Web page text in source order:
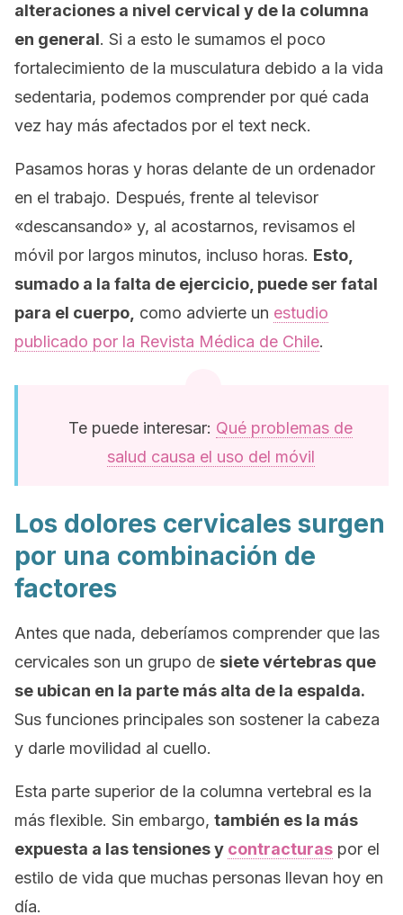
alteraciones a nivel cervical y de la columna
en general. Si a esto le sumamos el poco
fortalecimiento de la musculatura debido a la vida
sedentaria, podemos comprender por qué cada
vez hay más afectados por el text neck.
Pasamos horas y horas delante de un ordenador
en el trabajo. Después, frente al televisor
«descansando» y, al acostarnos, revisamos el
móvil por largos minutos, incluso horas. Esto,
sumado a la falta de ejercicio, puede ser fatal
para el cuerpo, como advierte un estudio
publicado por la Revista Médica de Chile.
Te puede interesar: Qué problemas de
salud causa el uso del móvil
Los dolores cervicales surgen
por una combinación de
factores
Antes que nada, deberíamos comprender que las
cervicales son un grupo de siete vértebras que
se ubican en la parte más alta de la espalda.
Sus funciones principales son sostener la cabeza
y darle movilidad al cuello.
Esta parte superior de la columna vertebral es la
más flexible. Sin embargo, también es la más
expuesta a las tensiones y contracturas por el
estilo de vida que muchas personas llevan hoy en
día.